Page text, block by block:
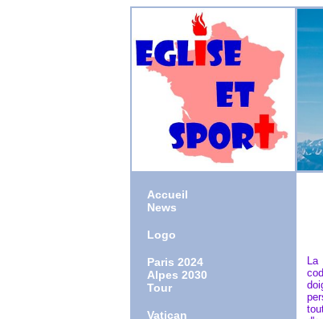
Accueil
News
Logo
Paris 2024
Alpes 2030
Tour
Vatican
La